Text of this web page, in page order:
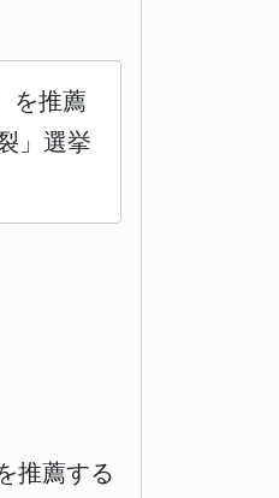
を推薦
」選挙
推薦する